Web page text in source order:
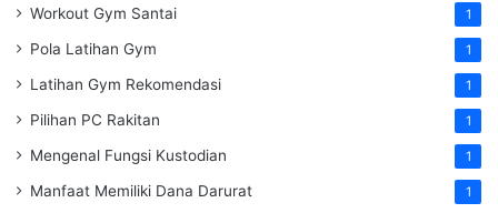
Workout Gym Santai 1
Pola Latihan Gym 1
Latihan Gym Rekomendasi 1
Pilihan PC Rakitan 1
Mengenal Fungsi Kustodian 1
Manfaat Memiliki Dana Darurat 1